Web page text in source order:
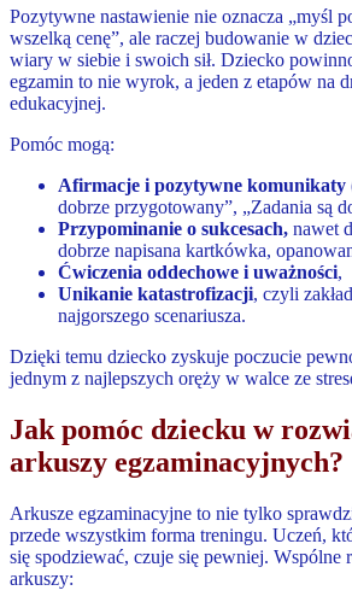
Pozytywne nastawienie nie oznacza „myśl
wszelką cenę”, ale raczej budowanie w
wiary w siebie i swoich sił. Dziecko
egzamin to nie wyrok, a jeden z etapów na
edukacyjnej.
Pomóc mogą:
Afirmacje i pozytywne komunikaty
dobrze przygotowany”, „Zadania są
Przypominanie o sukcesach, nawet
dobrze napisana kartkówka,
Ćwiczenia oddechowe i uważności,
Unikanie katastrofizacji, czyli
najgorszego scenariusza.
Dzięki temu dziecko zyskuje poczucie
jednym z najlepszych oręży w walce ze
Jak pomóc dziecku w
arkuszy egzaminacyjnych?
Arkusze egzaminacyjne to nie tylko
przede wszystkim forma treningu. Uczeń,
się spodziewać, czuje się pewniej. Wspólne
arkuszy: